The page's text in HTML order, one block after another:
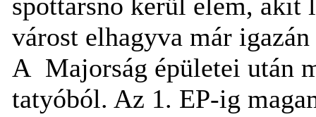
várost elhagyva már
A Majorság épületei után
tatyóból. Az 1. EP-ig